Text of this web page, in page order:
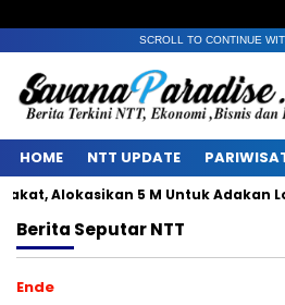
SCROLL TO CONTINUE
HOME NTT UPDATE
Alokasikan 5 M Untuk Adakan
Berita Seputar NTT
Ende